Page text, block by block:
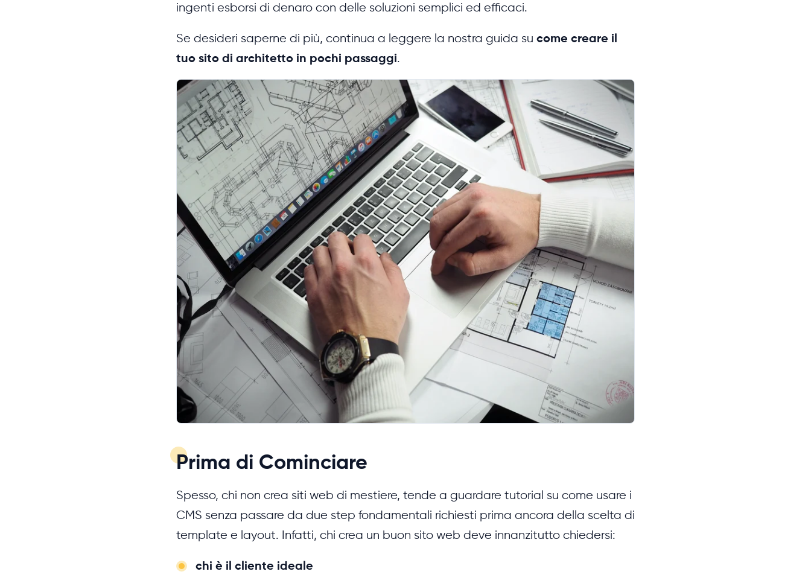
ingenti esborsi di denaro con delle soluzioni semplici ed efficaci.
Se desideri saperne di più, continua a leggere la nostra guida su come creare il
tuo sito di architetto in pochi passaggi.
Prima di Cominciare
Spesso, chi non crea siti web di mestiere, tende a guardare tutorial su come usare i
CMS senza passare da due step fondamentali richiesti prima ancora della scelta di
template e layout. Infatti, chi crea un buon sito web deve innanzitutto chiedersi:
chi è il cliente ideale